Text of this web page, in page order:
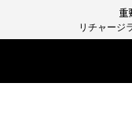
重
リチャージ